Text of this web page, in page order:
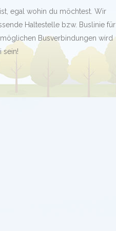
egal wohin du möchtest. Wir
Haltestelle bzw. Buslinie für
Busverbindungen wird
sein!